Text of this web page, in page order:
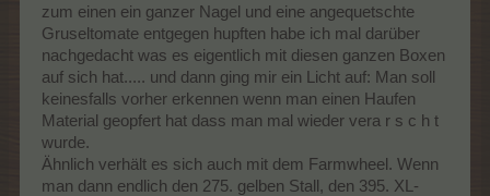
zum einen ein ganzer Nagel und eine angequetschte
Gruseltomate entgegen hupften habe ich mal darüber
nachgedacht was es eigentlich mit diesen ganzen Boxen
auf sich hat..... und dann ging mir ein Licht auf: Man soll
keinesfalls vorher erkennen wenn man einen Haufen
Material geopfert hat dass man mal wieder vera r s c h t
wurde.
Ähnlich verhält es sich auch mit dem Farmwheel. Wenn
man dann endlich den 275. gelben Stall, den 395. XL-